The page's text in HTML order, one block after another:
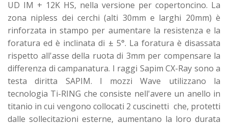
UD IM + 12K HS, nella versione per copertoncino. La
zona nipless dei cerchi (alti 30mm e larghi 20mm) è
rinforzata in stampo per aumentare la resistenza e la
foratura ed è inclinata di ± 5°. La foratura è disassata
rispetto all'asse della ruota di 3mm per compensare la
differenza di campanatura. I raggi Sapim CX-Ray sono a
testa diritta SAPIM. I mozzi Wave utilizzano la
tecnologia Ti-RING che consiste nell'avere un anello in
titanio in cui vengono collocati 2 cuscinetti che, protetti
dalle sollecitazioni esterne, aumentano la loro durata